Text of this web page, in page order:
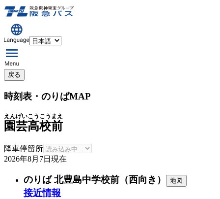
戻る
時刻表・のりばMAP
園芸高校前
えんげいこうこうまえ
降車停留所
2026年8月7日 現在
のりば 北豊島中学校前（西向き） 地図
接近情報